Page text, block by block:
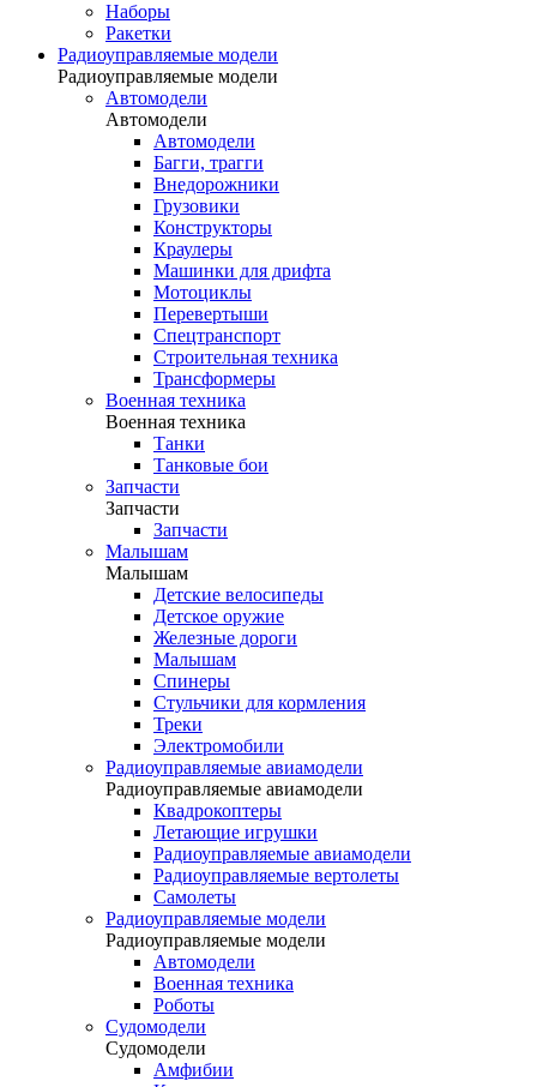
Наборы
Ракетки
Радиоуправляемые модели
Радиоуправляемые модели
Автомодели
Автомодели
Автомодели
Багги, трагги
Внедорожники
Грузовики
Конструкторы
Краулеры
Машинки для дрифта
Мотоциклы
Перевертыши
Спецтранспорт
Строительная техника
Трансформеры
Военная техника
Военная техника
Танки
Танковые бои
Запчасти
Запчасти
Запчасти
Малышам
Малышам
Детские велосипеды
Детское оружие
Железные дороги
Малышам
Спинеры
Стульчики для кормления
Треки
Электромобили
Радиоуправляемые авиамодели
Радиоуправляемые авиамодели
Квадрокоптеры
Летающие игрушки
Радиоуправляемые авиамодели
Радиоуправляемые вертолеты
Самолеты
Радиоуправляемые модели
Радиоуправляемые модели
Автомодели
Военная техника
Роботы
Судомодели
Судомодели
Амфибии